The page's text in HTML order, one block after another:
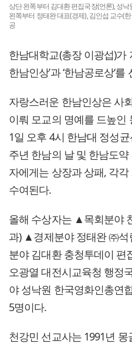
상단 왼쪽부터 김대환 편집국장(언론), 성
왼쪽부터 정태완 대표(경제), 김인섭 교수(
공
한남대학교(총장 이광섭)가
한남인상’과 ‘한남공로상‘
자랑스러운 한남인상은 사
이뤄 모교의 명예를 드높인
1일 오후 4시 한남대 정성
주년 한남의 날 및 한남도
자에게는 상장과 상패, 각
수여된다.
올해 수상자는 ▲목회분야
과) ▲경제분야 정태완 ㈜
분야 김대환 충청투데이
오광열 대전시교육청 행정
야 성낙원 한국영화인총연
5명이다.
천강민 선교사는 1991년